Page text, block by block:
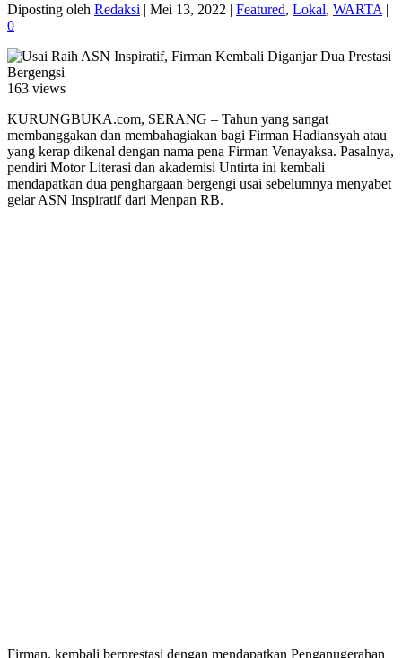
Diposting oleh Redaksi | Mei 13, 2022 | Featured, Lokal, WARTA |
0
163 views
KURUNGBUKA.com, SERANG – Tahun yang sangat
membanggakan dan membahagiakan bagi Firman Hadiansyah atau
yang kerap dikenal dengan nama pena Firman Venayaksa. Pasalnya,
pendiri Motor Literasi dan akademisi Untirta ini kembali
mendapatkan dua penghargaan bergengi usai sebelumnya menyabet
gelar ASN Inspiratif dari Menpan RB.
Firman, kembali berprestasi dengan mendapatkan Penganugerahan